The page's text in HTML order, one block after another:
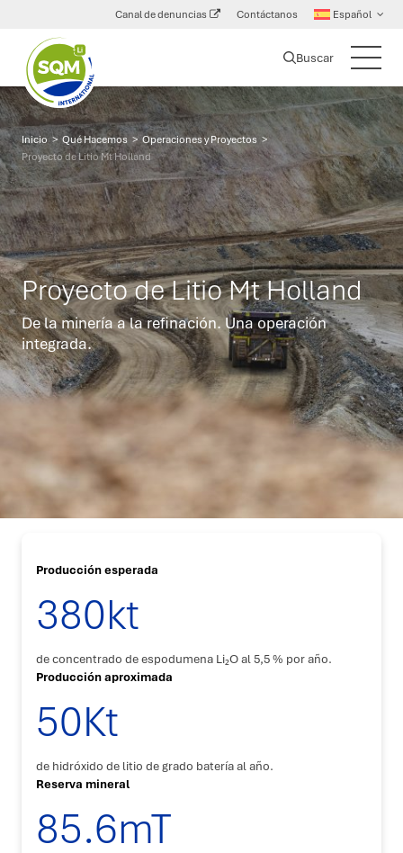
Canal de denuncias Contáctanos Español
SQM
International
Lithium
Buscar
Menú
Inicio > Qué Hacemos > Operaciones y Proyectos >
Proyecto de Litio Mt Holland
Proyecto de Litio Mt Holland
De la minería a la refinación. Una operación
integrada.
Producción esperada
380kt
de concentrado de espodumena Li₂O al 5,5 % por año.
Producción aproximada
50Kt
de hidróxido de litio de grado batería al año.
Reserva mineral
85.6mT